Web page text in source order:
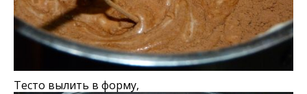
Тесто вылить в форму,